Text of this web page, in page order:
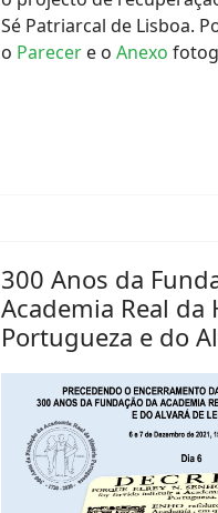
Sé Patriarcal de Lisboa.
o Parecer e o Anexo
300 Anos da
Academia Real da
Portugueza e do